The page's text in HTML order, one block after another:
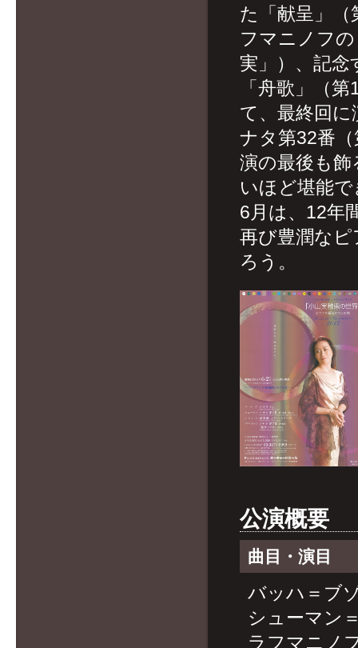
た「献呈」
フマニノフ
実」）、記
「舟歌」（
て、最終回
ナタ第32番
演の最後も
いほど堪能
6月は、12年
再び豊潤な
ろう。
公演概要
曲目・演目
バッハ＝ブ
シューマン
ラフマニノ